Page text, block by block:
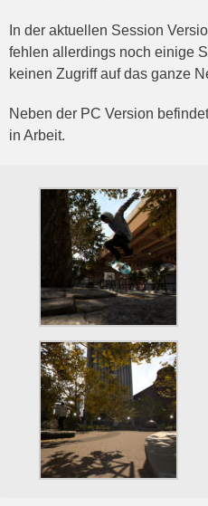
In der aktuellen Session
fehlen allerdings noch einige
keinen Zugriff auf das ganze
Neben der PC Version
in Arbeit.